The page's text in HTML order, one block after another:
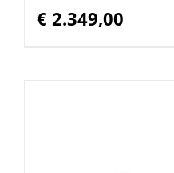
€ 2.349,00